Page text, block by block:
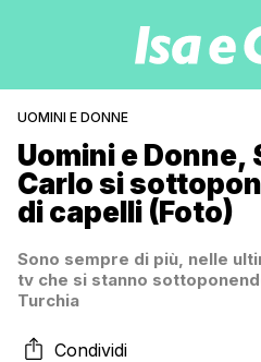
UOMINI E DONNE
Uomini e Donne,
Carlo si
di capelli (Foto)
Sono sempre di più, nelle
tv che si stanno
Turchia
Condividi